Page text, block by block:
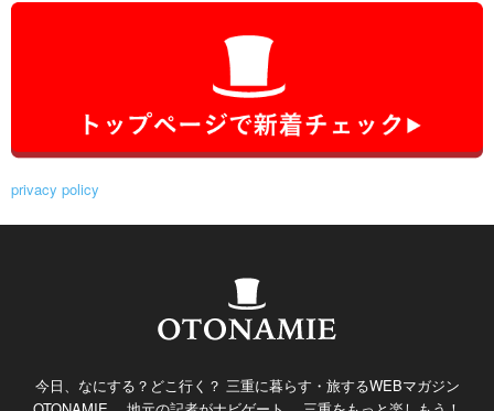
privacy policy
今日、なにする？どこ行く？ 三重に暮らす・旅するWEBマガジン